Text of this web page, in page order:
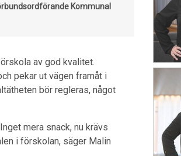
Kommunal
av god kvalitet.
pekar ut vägen framåt i
bör regleras, något
mera snack, nu krävs
i förskolan, säger Malin